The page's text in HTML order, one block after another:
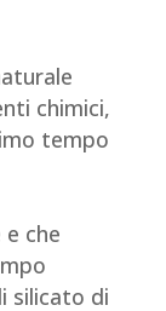
chimici,
tempo
che
silicato di